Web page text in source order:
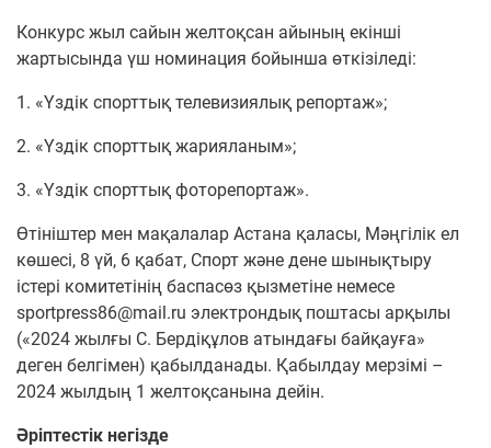
Конкурс жыл сайын желтоқсан айының екінші
жартысында үш номинация бойынша өткізіледі:
1. «Үздік спорттық телевизиялық репортаж»;
2. «Үздік спорттық жарияланым»;
3. «Үздік спорттық фоторепортаж».
Өтініштер мен мақалалар Астана қаласы, Мәңгілік ел
көшесі, 8 үй, 6 қабат, Спорт және дене шынықтыру
істері комитетінің баспасөз қызметіне немесе
sportpress86@mail.ru электрондық поштасы арқылы
(«2024 жылғы С. Бердіқұлов атындағы байқауға»
деген белгімен) қабылданады. Қабылдау мерзімі –
2024 жылдың 1 желтоқсанына дейін.
Әріптестік негізде